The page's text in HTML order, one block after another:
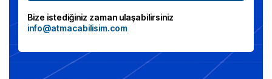
Bize istediğiniz zaman ulaşabilirsiniz
info@atmacabilisim.com